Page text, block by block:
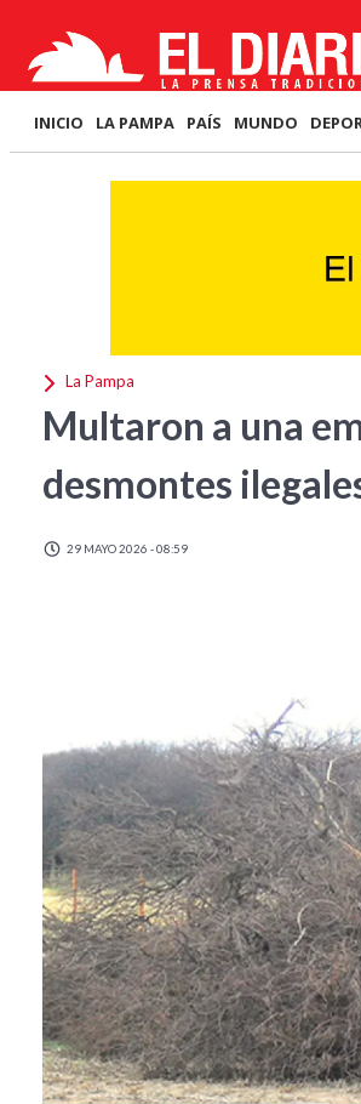
INICIO LA PAMPA PAÍS MUNDO
La Pampa
Multaron a una
desmontes
29 MAYO 2026 - 08:59